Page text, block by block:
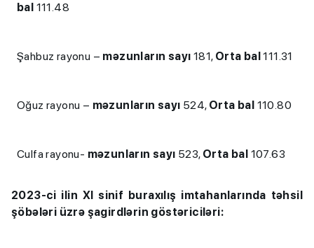
bal 111.48
Şahbuz rayonu – məzunların sayı 181, Orta bal 111.31
Oğuz rayonu – məzunların sayı 524, Orta bal 110.80
Culfa rayonu- məzunların sayı 523, Orta bal 107.63
2023-ci ilin XI sinif buraxılış imtahanlarında təhsil
şöbələri üzrə şagirdlərin göstəriciləri: